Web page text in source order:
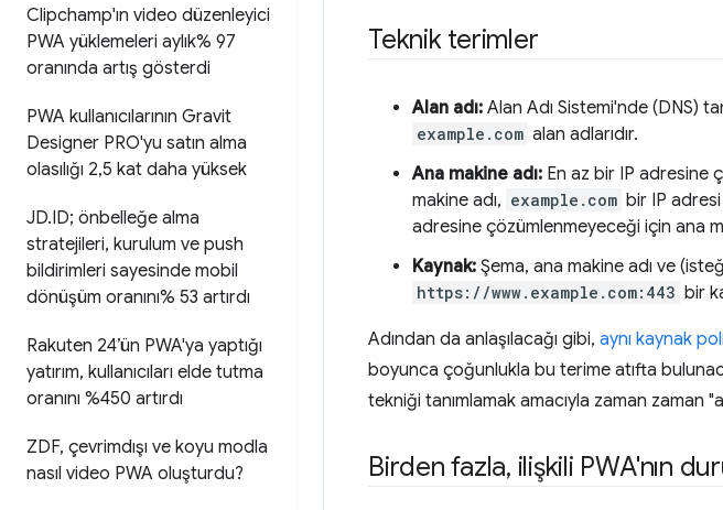
Clipchamp'ın video düzenleyici
PWA yüklemeleri aylık% 97
oranında artış gösterdi
PWA kullanıcılarının Gravit
Designer PRO'yu satın alma
olasılığı 2,5 kat daha yüksek
JD.ID; önbelleğe alma
stratejileri, kurulum ve push
bildirimleri sayesinde mobil
dönüşüm oranını% 53 artırdı
Rakuten 24’ün PWA'ya yaptığı
yatırım, kullanıcıları elde tutma
oranını %450 artırdı
ZDF, çevrimdışı ve koyu modla
nasıl video PWA oluşturdu?
Teknik terimler
Alan adı: Alan Adı Sistemi'nde (DNS)
example.com alan adlarıdır.
Ana makine adı: En az bir IP adresine
makine adı, example.com bir IP
adresine çözümlenmeyeceği için ana
Kaynak: Şema, ana makine adı ve
https://www.example.com:443 bir
Adından da anlaşılacağı gibi, aynı kaynak
boyunca çoğunlukla bu terime atıfta
tekniği tanımlamak amacıyla zaman zaman
Birden fazla, ilişkili PWA'nın